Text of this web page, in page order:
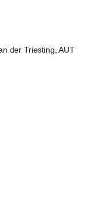
der Triesting, AUT